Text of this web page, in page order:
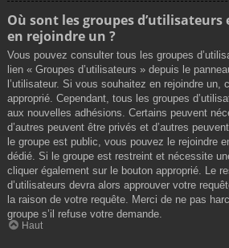
Où sont les groupes
en rejoindre un ?
Vous pouvez consulter tous les groupes
lien « Groupes d’utilisateurs » depuis le
l’utilisateur. Si vous souhaitez en rejoindre un,
approprié. Cependant, tous les groupes
aux nouvelles adhésions. Certains peuvent
d’autres peuvent être privés et d’autres
le groupe est public, vous pouvez le rejoindre
dédié. Si le groupe est restreint et nécessite
cliquer également sur le bouton approprié. Le
d’utilisateurs devra alors approuver votre
la raison de votre requête. Merci de ne pas
groupe s’il refuse votre demande.
Haut